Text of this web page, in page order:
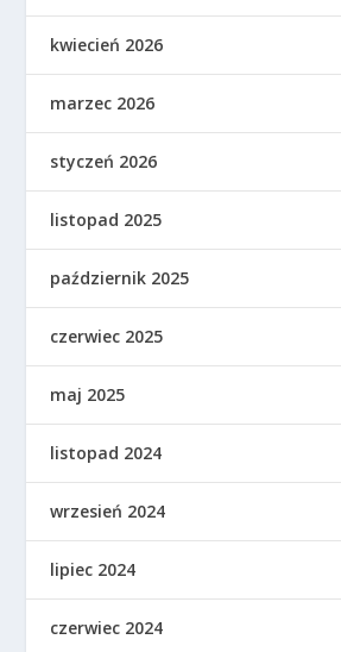
kwiecień 2026
marzec 2026
styczeń 2026
listopad 2025
październik 2025
czerwiec 2025
maj 2025
listopad 2024
wrzesień 2024
lipiec 2024
czerwiec 2024